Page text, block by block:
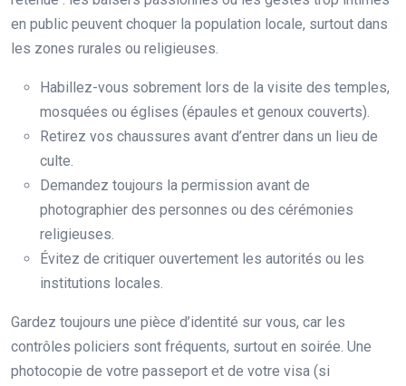
en public peuvent choquer la population locale, surtout dans
les zones rurales ou religieuses.
Habillez-vous sobrement lors de la visite des temples,
mosquées ou églises (épaules et genoux couverts).
Retirez vos chaussures avant d’entrer dans un lieu de
culte.
Demandez toujours la permission avant de
photographier des personnes ou des cérémonies
religieuses.
Évitez de critiquer ouvertement les autorités ou les
institutions locales.
Gardez toujours une pièce d’identité sur vous, car les
contrôles policiers sont fréquents, surtout en soirée. Une
photocopie de votre passeport et de votre visa (si